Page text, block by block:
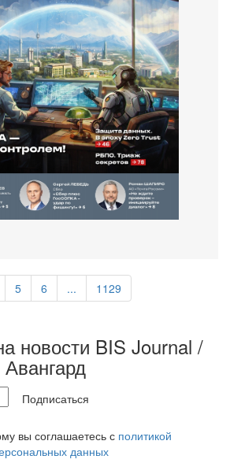
5 6 ... 1129
новости BIS Journal /
Подписаться
вы соглашаетесь с политикой
данных